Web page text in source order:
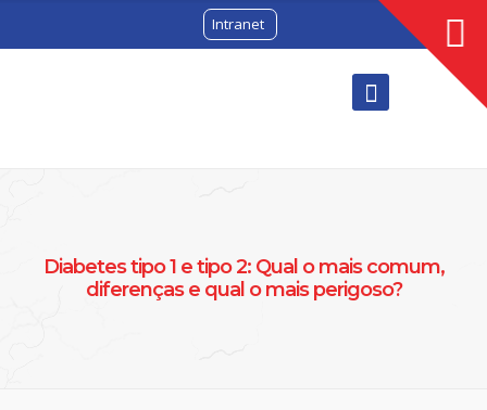
Intranet
Diabetes tipo 1 e tipo 2: Qual o mais comum,
diferenças e qual o mais perigoso?